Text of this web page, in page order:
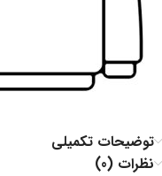
توضیحات تکمیلی
نظرات (0)